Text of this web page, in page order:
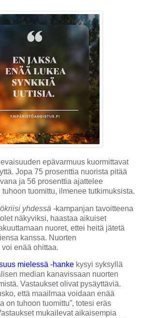
epävarmuus kuormittavat
Jopa 75 prosenttia nuorista pitää
ja 56 prosenttia ajattelee
tuomittu, ilmenee tutkimuksista.
yhdessä -kampanjan tavoitteena
näkyviksi, haastaa aikuiset
nuoret, ettei heitä jätetä
kanssa. Nuorten
enää ohittaa.
mielessä -hanke kysyi syksyllä
median kanavissaan nuorten
Vastaukset olivat pysäyttäviä.
että maailmaa voidaan enää
on tuhoon tuomittu”, totesi eräs
mukailevat aikaisempia